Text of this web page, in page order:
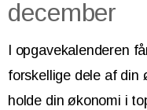
december
I opgavekalenderen
forskellige dele af din
holde din økonomi i